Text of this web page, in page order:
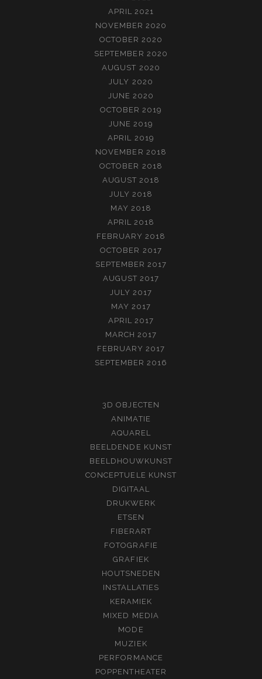
APRIL 2021
NOVEMBER 2020
OCTOBER 2020
SEPTEMBER 2020
AUGUST 2020
JULY 2020
JUNE 2020
OCTOBER 2019
JUNE 2019
APRIL 2019
NOVEMBER 2018
OCTOBER 2018
AUGUST 2018
JULY 2018
MAY 2018
APRIL 2018
FEBRUARY 2018
OCTOBER 2017
SEPTEMBER 2017
AUGUST 2017
JULY 2017
MAY 2017
APRIL 2017
MARCH 2017
FEBRUARY 2017
SEPTEMBER 2016
3D OBJECTEN
ANIMATIE
AQUAREL
BEELDENDE KUNST
BEELDHOUWKUNST
CONCEPTUELE KUNST
DIGITAAL
DRUKWERK
ETSEN
FIBERART
FOTOGRAFIE
GRAFIEK
HOUTSNEDEN
INSTALLATIES
KERAMIEK
MIXED MEDIA
MODE
MUZIEK
PERFORMANCE
POPPENTHEATER